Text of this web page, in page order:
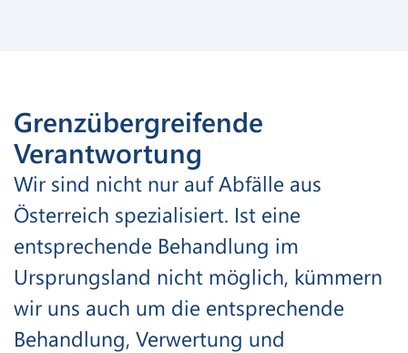
Grenzübergreifende
Verantwortung
Wir sind nicht nur auf Abfälle aus
Österreich spezialisiert. Ist eine
entsprechende Behandlung im
Ursprungsland nicht möglich, kümmern
wir uns auch um die entsprechende
Behandlung, Verwertung und